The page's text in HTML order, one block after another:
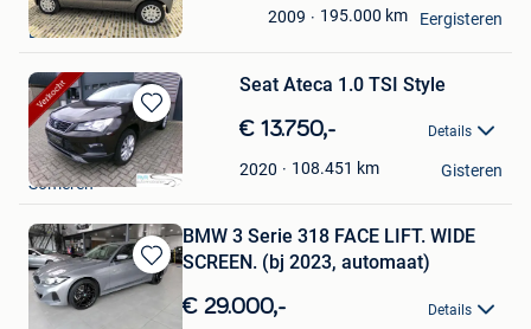
Mijn
Favorieten
2009 195.000 km
ZT
Ekeren
Eergisteren
Bewaren
in
Mijn
Favorieten
Seat Ateca 1.0 TSI Style
€ 13.750,- Details
2020 108.451 km
RVR Auto's
Someren
Gisteren
Bewaren
in
BMW 3 Serie 318 FACE LIFT. WIDE
SCREEN. (bj 2023, automaat)
€ 29.000,- Details